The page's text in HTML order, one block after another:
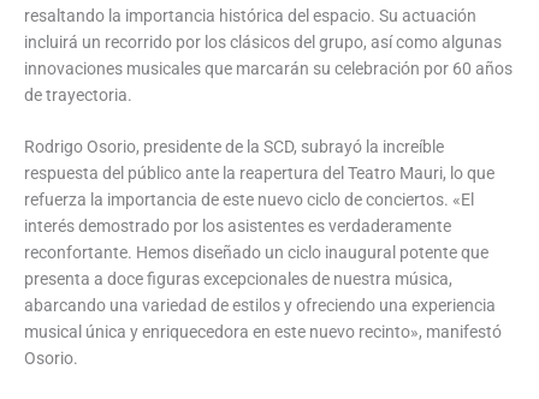
resaltando la importancia histórica del espacio. Su actuación
incluirá un recorrido por los clásicos del grupo, así como algunas
innovaciones musicales que marcarán su celebración por 60 años
de trayectoria.
Rodrigo Osorio, presidente de la SCD, subrayó la increíble
respuesta del público ante la reapertura del Teatro Mauri, lo que
refuerza la importancia de este nuevo ciclo de conciertos. «El
interés demostrado por los asistentes es verdaderamente
reconfortante. Hemos diseñado un ciclo inaugural potente que
presenta a doce figuras excepcionales de nuestra música,
abarcando una variedad de estilos y ofreciendo una experiencia
musical única y enriquecedora en este nuevo recinto», manifestó
Osorio.